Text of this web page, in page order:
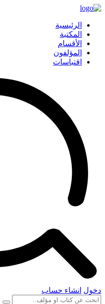
الرئيسية
المكتبة
الأقسام
المؤلفون
اقتباسات
دخول انشاء حساب